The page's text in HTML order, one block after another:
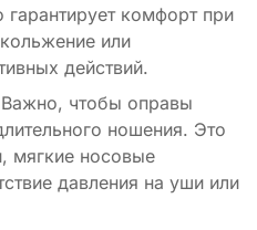
комфорт при
или
действий.
чтобы оправы
ношения. Это
мягкие носовые
давления на уши или